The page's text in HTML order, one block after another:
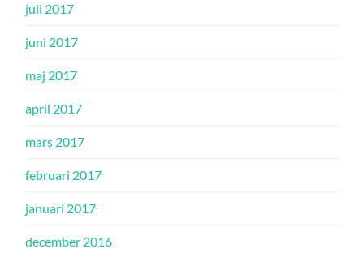
juli 2017
juni 2017
maj 2017
april 2017
mars 2017
februari 2017
januari 2017
december 2016